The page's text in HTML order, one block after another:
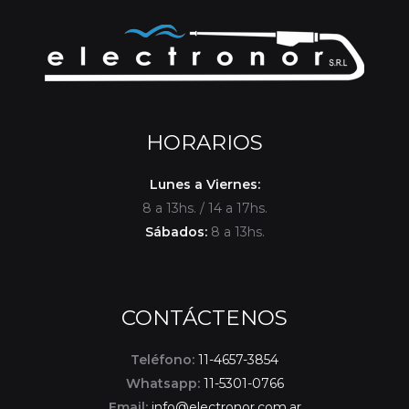
HORARIOS
Lunes a Viernes:
8 a 13hs. / 14 a 17hs.
Sábados:8 a 13hs.
CONTÁCTENOS
Teléfono: 11-4657-3854
Whatsapp:11-5301-0766